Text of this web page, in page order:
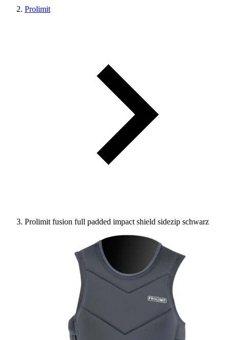
Prolimit
Prolimit fusion full padded impact shield sidezip schwarz